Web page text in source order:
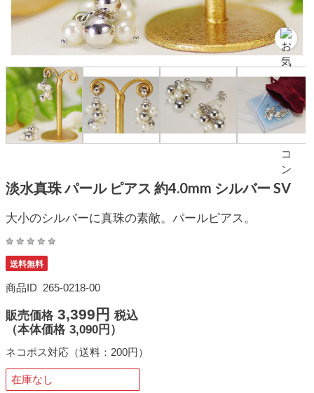
淡水真珠 パール ピアス 約4.0mm シルバー SV
大小のシルバーに真珠の素敵。パールピアス。
送料無料
商品ID 265-0218-00
販売価格 3,399円 税込
（本体価格 3,090円）
ネコポス対応（送料：200円）
在庫なし